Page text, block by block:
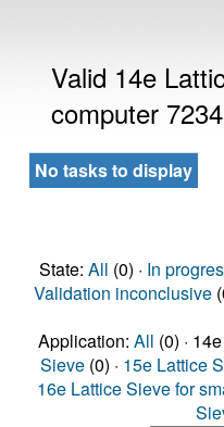
Valid 14e
computer
No tasks to display
State: All (0) · In
Validation inconclusive
Application: All (0) ·
Sieve (0) · 15e Lattice
16e Lattice Sieve for